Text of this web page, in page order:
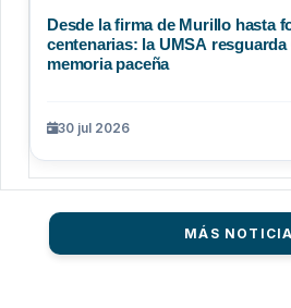
Desde la firma de Murillo hasta
centenarias: la UMSA resguarda
memoria paceña
30 jul 2026
MÁS